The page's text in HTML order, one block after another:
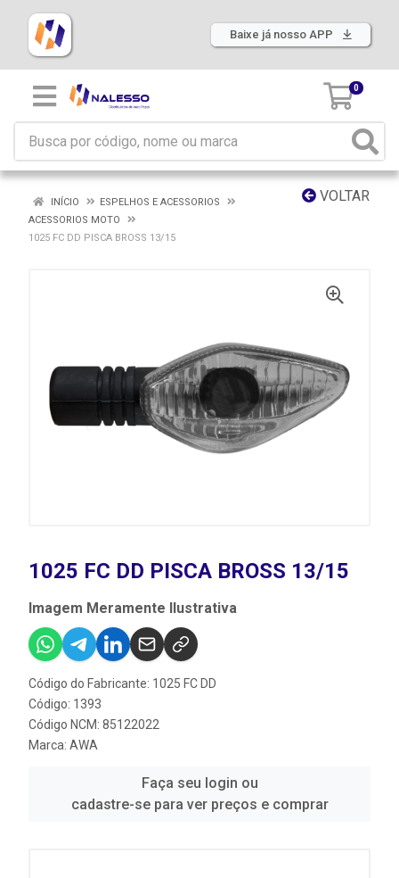
Baixe já nosso APP
0
VOLTAR
INÍCIO
ESPELHOS E ACESSORIOS
ACESSORIOS MOTO
1025 FC DD PISCA BROSS 13/15
1025 FC DD PISCA BROSS 13/15
Imagem Meramente Ilustrativa
Código do Fabricante: 1025 FC DD
Código: 1393
Código NCM: 85122022
Marca: AWA
Faça seu login ou
cadastre-se para ver preços e comprar